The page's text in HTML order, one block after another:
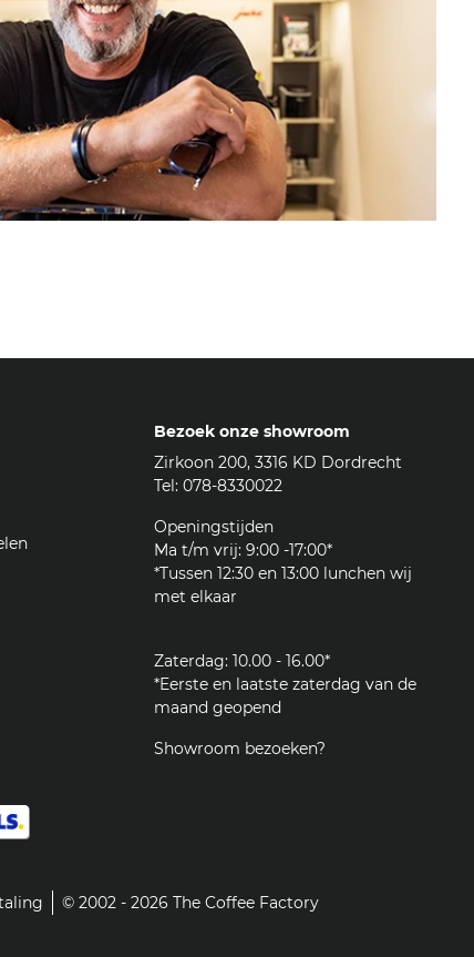
Bezoek onze showroom
Zirkoon 200, 3316 KD Dordrecht
Tel: 078-8330022
Openingstijden
Ma t/m vrij: 9:00 -17:00*
*Tussen 12:30 en 13:00 lunchen wij
met elkaar
Zaterdag: 10.00 - 16.00*
*Eerste en laatste zaterdag van de
maand geopend
Showroom bezoeken?
© 2002 - 2026 The Coffee Factory